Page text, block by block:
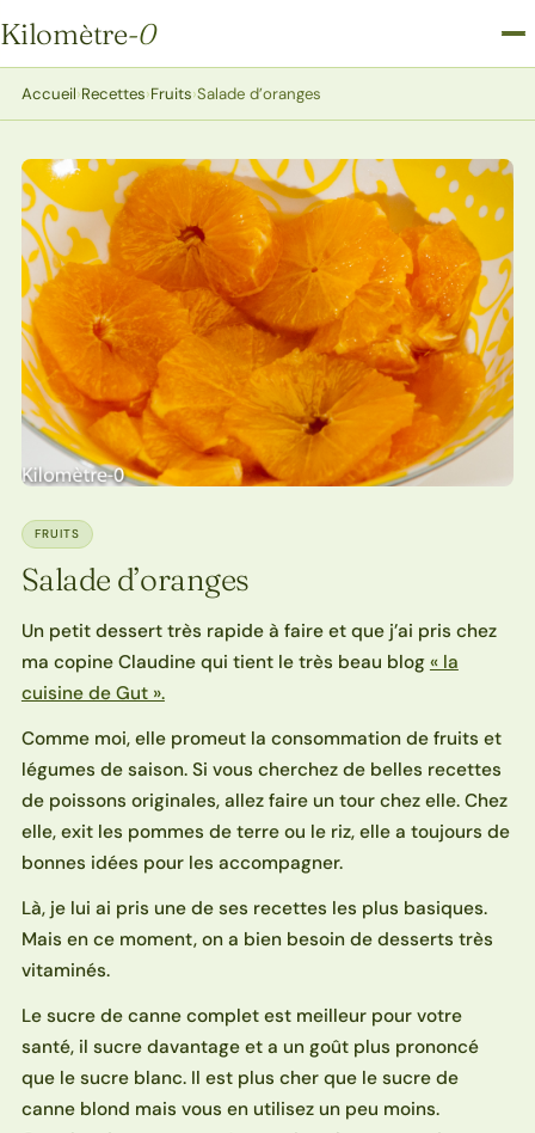
Kilomètre-0
Kilomètre-0
Accueil›Recettes›Fruits›Salade d’oranges
FRUITS
Salade d’oranges
Un petit dessert très rapide à faire et que j’ai pris chez
ma copine Claudine qui tient le très beau blog « la
cuisine de Gut ».
Comme moi, elle promeut la consommation de fruits et
légumes de saison. Si vous cherchez de belles recettes
de poissons originales, allez faire un tour chez elle. Chez
elle, exit les pommes de terre ou le riz, elle a toujours de
bonnes idées pour les accompagner.
Là, je lui ai pris une de ses recettes les plus basiques.
Mais en ce moment, on a bien besoin de desserts très
vitaminés.
Le sucre de canne complet est meilleur pour votre
santé, il sucre davantage et a un goût plus prononcé
que le sucre blanc. Il est plus cher que le sucre de
canne blond mais vous en utilisez un peu moins.